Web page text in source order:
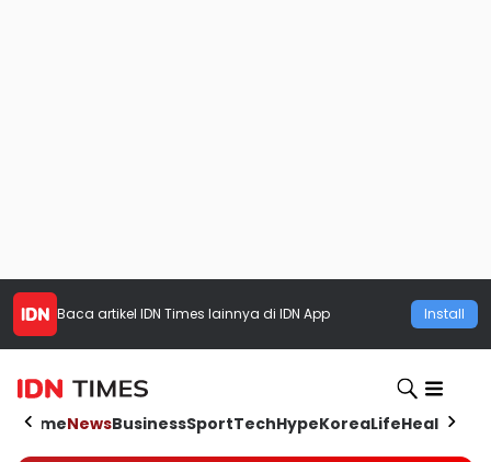
Baca artikel IDN Times lainnya di IDN App Install
HomeNewsBusinessSportTechHypeKoreaLifeHealth